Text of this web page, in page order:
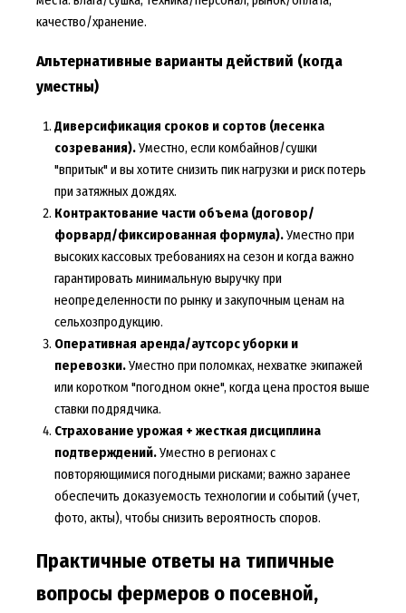
качество/хранение.
Альтернативные варианты действий (когда
уместны)
Диверсификация сроков и сортов (лесенка
созревания).Уместно, если комбайнов/сушки
"впритык" и вы хотите снизить пик нагрузки и риск потерь
при затяжных дождях.
Контрактование части объема (договор/
форвард/фиксированная формула).Уместно при
высоких кассовых требованиях на сезон и когда важно
гарантировать минимальную выручку при
неопределенности по рынку и закупочным ценам на
сельхозпродукцию.
Оперативная аренда/аутсорс уборки и
перевозки.Уместно при поломках, нехватке экипажей
или коротком "погодном окне", когда цена простоя выше
ставки подрядчика.
Страхование урожая + жесткая дисциплина
подтверждений.Уместно в регионах с
повторяющимися погодными рисками; важно заранее
обеспечить доказуемость технологии и событий (учет,
фото, акты), чтобы снизить вероятность споров.
Практичные ответы на типичные
вопросы фермеров о посевной,